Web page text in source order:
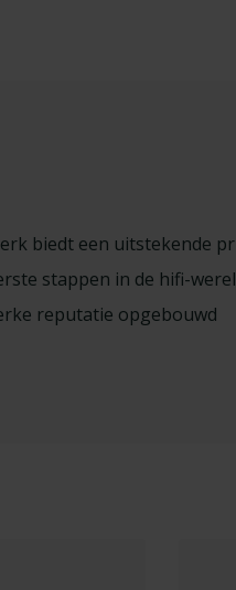
biedt een uitstekende
stappen in de hifi-
reputatie opgebouwd